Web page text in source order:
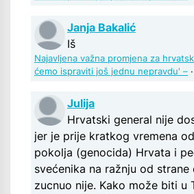
Janja Bakalić
Iš
Najavljena važna promjena za
ćemo ispraviti još jednu nepravdu' – ·
Julija
Hrvatski general nije
jer je prije kratkog vremena
pokolja (genocida) Hrvata i
svećenika na ražnju od strane
zucnuo nije. Kako može biti u